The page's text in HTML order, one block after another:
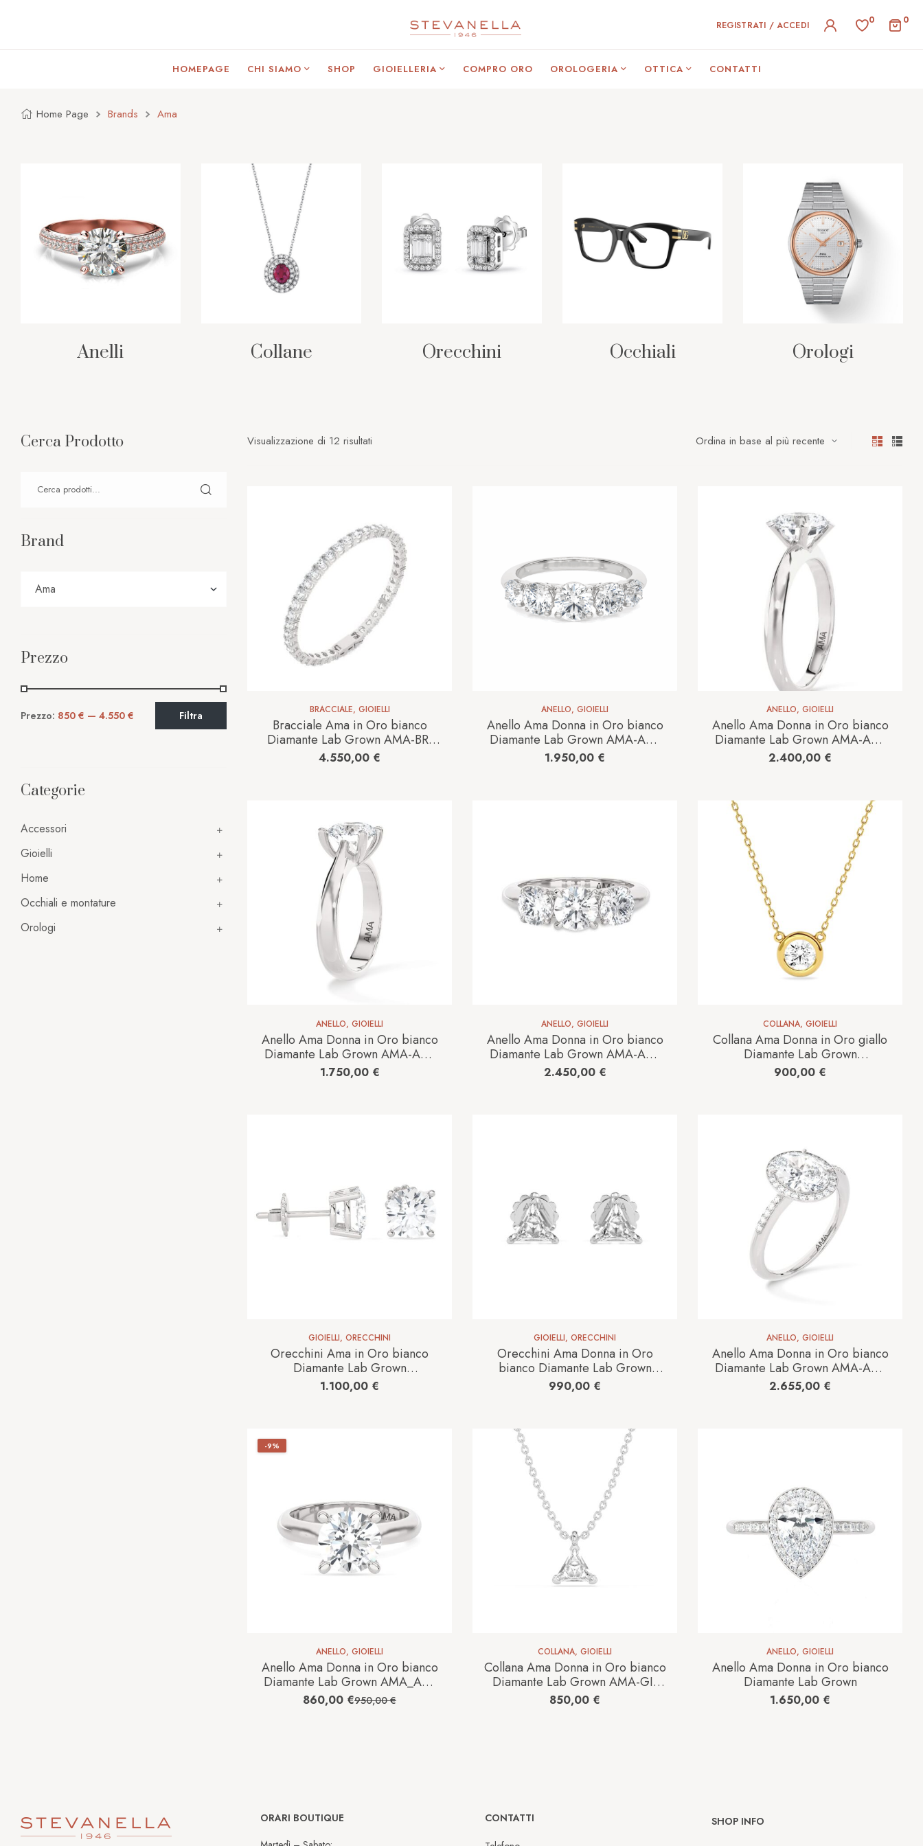
REGISTRATI / ACCEDI 0 0
HOMEPAGE CHI SIAMO SHOP GIOIELLERIA COMPRO ORO OROLOGERIA OTTICA CONTATTI
Home Page Brands Ama
Anelli Collane Orecchini Occhiali Orologi
Visualizzazione di 12 risultati
BRACCIALE, GIOIELLI
Bracciale Ama in Oro bianco
Diamante Lab Grown AMA-BR-
1000-74-1-17.5-0.05
4.550,00 €
ANELLO, GIOIELLI
Anello Ama Donna in Oro bianco
Diamante Lab Grown AMA-AN-
1035-16-1-13-WA
1.950,00 €
ANELLO, GIOIELLI
Anello Ama Donna in Oro bianco
Diamante Lab Grown AMA-AN-
1014-127-1-13-1.5
2.400,00 €
ANELLO, GIOIELLI
Anello Ama Donna in Oro bianco
Diamante Lab Grown AMA-AN-
1011-16-13-1
1.750,00 €
ANELLO, GIOIELLI
Anello Ama Donna in Oro bianco
Diamante Lab Grown AMA-AN-
1031-16-1.71CT
2.450,00 €
COLLANA, GIOIELLI
Collana Ama Donna in Oro giallo
Diamante Lab Grown
AMA_GI_106_0,53CT
900,00 €
GIOIELLI, ORECCHINI
Orecchini Ama in Oro bianco
Diamante Lab Grown
AMA_OR_101_1,06CT
1.100,00 €
GIOIELLI, ORECCHINI
Orecchini Ama Donna in Oro
bianco Diamante Lab Grown
AMA-OR-601-16 0.67CT
990,00 €
ANELLO, GIOIELLI
Anello Ama Donna in Oro bianco
Diamante Lab Grown AMA-AN-
302-16
2.655,00 €
-9%
ANELLO, GIOIELLI
Anello Ama Donna in Oro bianco
Diamante Lab Grown AMA_AN-
1011_0,53CT_O.B
950,00€
860,00 €
COLLANA, GIOIELLI
Collana Ama Donna in Oro bianco
Diamante Lab Grown AMA-GI-
601-031CT
850,00 €
ANELLO, GIOIELLI
Anello Ama Donna in Oro bianco
Diamante Lab Grown
1.650,00 €
Cerca Prodotto
Brand
Prezzo
Filtra
Prezzo: 850 € — 4.550 €
Categorie
Accessori
Gioielli
Home
Occhiali e montature
Orologi
ORARI BOUTIQUE
CONTATTI SHOP INFO